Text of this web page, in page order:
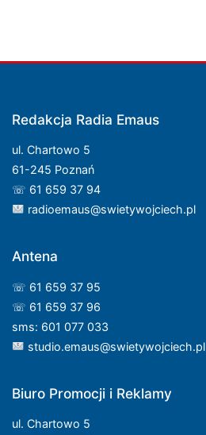
Redakcja Radia Emaus
ul. Chartowo 5
61-245 Poznań
☏ 61 659 37 94
radioemaus@swietywojciech.pl
Antena
☏ 61 659 37 95
☏ 61 659 37 96
sms: 601 077 033
studio.emaus@swietywojciech.pl
Biuro Promocji i Reklamy
ul. Chartowo 5